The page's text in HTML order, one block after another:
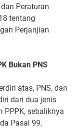
Peraturan
tentang
Perjanjian
Bukan PNS
atas, PNS, dan
dari dua jenis
PPPK, sebaliknya
Pasal 99,